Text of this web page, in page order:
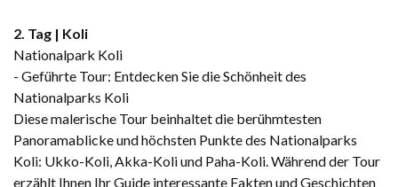
2. Tag | Koli
Nationalpark Koli
- Geführte Tour: Entdecken Sie die Schönheit des
Nationalparks Koli
Diese malerische Tour beinhaltet die berühmtesten
Panoramablicke und höchsten Punkte des Nationalparks
Koli: Ukko-Koli, Akka-Koli und Paha-Koli. Während der Tour
erzählt Ihnen Ihr Guide interessante Fakten und Geschichten